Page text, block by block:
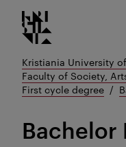
Go
to
content
Kristiania logo
Kristiania University
Faculty of Society,
First cycle degree
Bachelor